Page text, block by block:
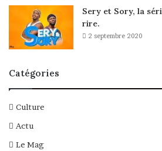
Sery et Sory, la
rire.
2 septembre 2020
Catégories
Culture
Actu
Le Mag